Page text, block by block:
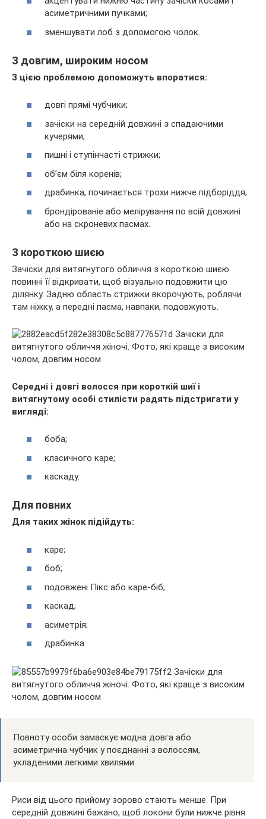
асиметричними пучками;
зменшувати лоб з допомогою чолок.
З довгим, широким носом
З цією проблемою допоможуть впоратися:
довгі прямі чубчики;
зачіски на середній довжині з спадаючими
кучерями;
пишні і ступінчасті стрижки;
об’єм біля коренів;
драбинка, починається трохи нижче підборіддя;
брондірованіе або мелірування по всій довжині
або на скроневих пасмах.
З короткою шиєю
Зачіски для витягнутого обличчя з короткою шиєю
повинні її відкривати, щоб візуально подовжити цю
ділянку. Задню область стрижки вкорочують, роблячи
там ніжку, а передні пасма, навпаки, подовжують.
Середні і довгі волосся при короткій шиї і
витягнутому особі стилісти радять підстригати у
вигляді:
боба;
класичного каре;
каскаду.
Для повних
Для таких жінок підійдуть:
каре;
боб;
подовжені Пікс або каре-біб;
каскад;
асиметрія;
драбинка.
Повноту особи замаскує модна довга або
асиметрична чубчик у поєднанні з волоссям,
укладеними легкими хвилями.
Риси від цього прийому зорово стають менше. При
середній довжині бажано, щоб локони були нижче рівня